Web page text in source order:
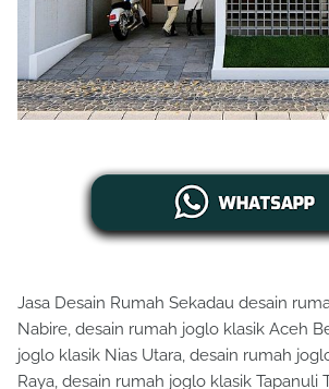
Jasa Desain Rumah Sekadau desain
Nabire, desain rumah joglo klasik Aceh
joglo klasik Nias Utara, desain rumah
Raya, desain rumah joglo klasik Tapanuli